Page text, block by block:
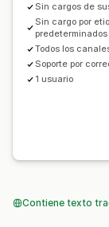
Sin cargos de
Sin cargo por
predeterminados
Todos los
Soporte por
1 usuario
Contiene texto